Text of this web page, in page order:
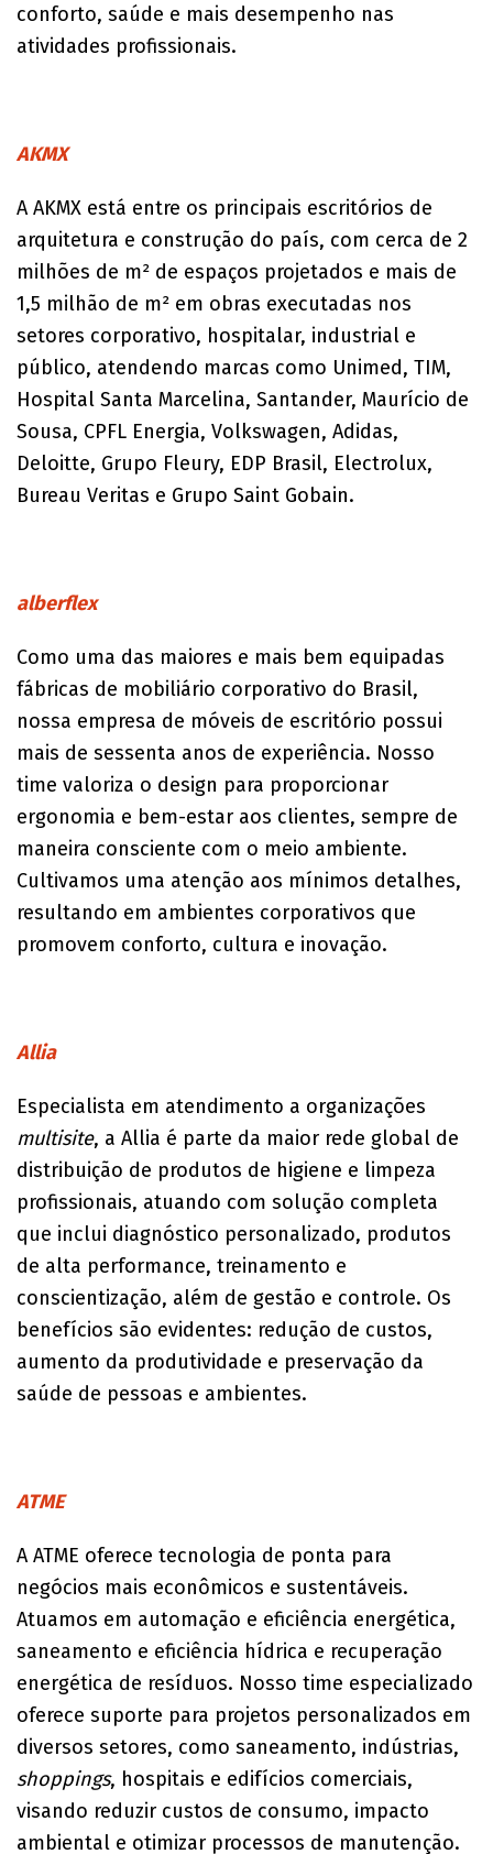
conforto, saúde e mais desempenho nas
atividades profissionais.
AKMX
A AKMX está entre os principais escritórios de
arquitetura e construção do país, com cerca de 2
milhões de m² de espaços projetados e mais de
1,5 milhão de m² em obras executadas nos
setores corporativo, hospitalar, industrial e
público, atendendo marcas como Unimed, TIM,
Hospital Santa Marcelina, Santander, Maurício de
Sousa, CPFL Energia, Volkswagen, Adidas,
Deloitte, Grupo Fleury, EDP Brasil, Electrolux,
Bureau Veritas e Grupo Saint Gobain.
alberflex
Como uma das maiores e mais bem equipadas
fábricas de mobiliário corporativo do Brasil,
nossa empresa de móveis de escritório possui
mais de sessenta anos de experiência. Nosso
time valoriza o design para proporcionar
ergonomia e bem-estar aos clientes, sempre de
maneira consciente com o meio ambiente.
Cultivamos uma atenção aos mínimos detalhes,
resultando em ambientes corporativos que
promovem conforto, cultura e inovação.
Allia
Especialista em atendimento a organizações
multisite, a Allia é parte da maior rede global de
distribuição de produtos de higiene e limpeza
profissionais, atuando com solução completa
que inclui diagnóstico personalizado, produtos
de alta performance, treinamento e
conscientização, além de gestão e controle. Os
benefícios são evidentes: redução de custos,
aumento da produtividade e preservação da
saúde de pessoas e ambientes.
ATME
A ATME oferece tecnologia de ponta para
negócios mais econômicos e sustentáveis.
Atuamos em automação e eficiência energética,
saneamento e eficiência hídrica e recuperação
energética de resíduos. Nosso time especializado
oferece suporte para projetos personalizados em
diversos setores, como saneamento, indústrias,
shoppings, hospitais e edifícios comerciais,
visando reduzir custos de consumo, impacto
ambiental e otimizar processos de manutenção.